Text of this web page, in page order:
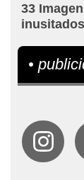
33
inusitados
•